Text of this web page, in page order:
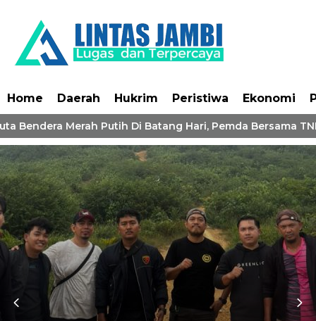
Home Daerah Hukrim Peristiwa Ekonomi
Bendera Merah Putih Di Batang Hari, Pemda Bersama